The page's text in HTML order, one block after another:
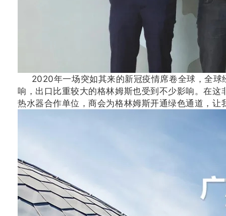
2020年一场突如其来的新冠疫情席卷全球，全球
响，出口比重较大的格林姆斯也受到不少影响。在
热水器合作单位，商会为格林姆斯开通绿色通道，